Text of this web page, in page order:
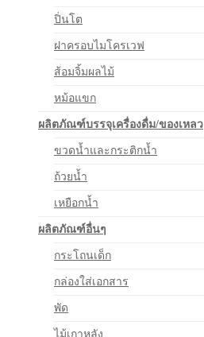
ปิ่นโต
ฝาครอบไมโครเวฟ
ส้อมจิ้มผลไม้
หม้อแขก
ผลิตภัณฑ์บรรจุเครื่องดื่ม/ของเหลว
ขวดน้ำและกระติกน้ำ
ถ้วยน้ำ
เหยือกน้ำ
ผลิตภัณฑ์อื่นๆ
กระโถนเด็ก
กล่องใส่เอกสาร
พัด
ไม้เกาหลัง